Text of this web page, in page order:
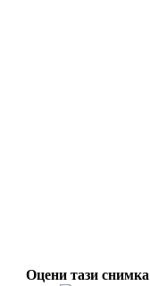
Оцени тази снимка